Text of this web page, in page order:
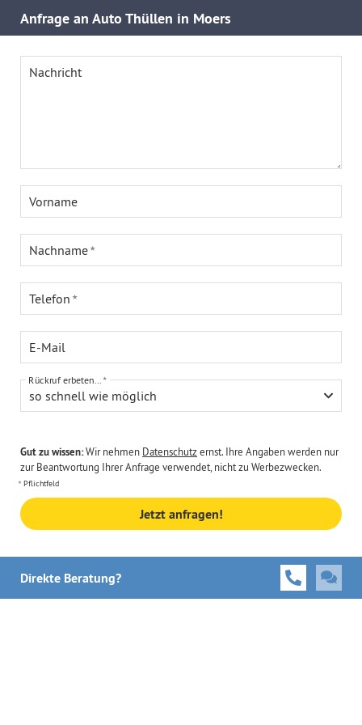
Anfrage an Auto Thüllen in Moers
Nachricht
Vorname
Nachname
Telefon
E-Mail
so schnell wie möglich
Rückruf erbeten...
Gut zu wissen:Wir nehmen Datenschutzernst. Ihre Angaben werden nur
zur Beantwortung Ihrer Anfrage verwendet, nicht zu Werbezwecken.
Pflichtfeld
Jetzt anfragen!
Direkte Beratung?